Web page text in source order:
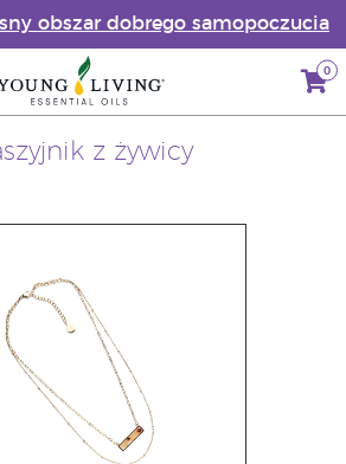
obszar dobrego samopoczucia
0
z żywicy